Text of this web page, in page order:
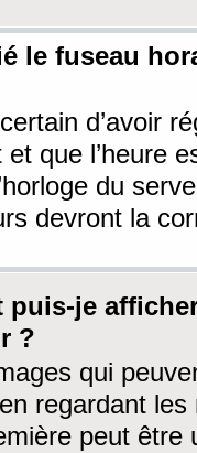
le fuseau
d’avoir
que l’heure
du
devront la
puis-je
?
qui
regardant
peut être